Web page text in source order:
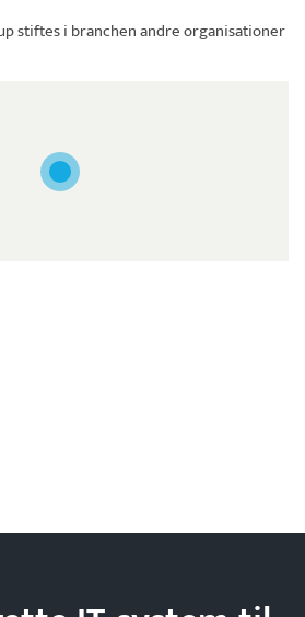
stiftes i branchen andre organisationer